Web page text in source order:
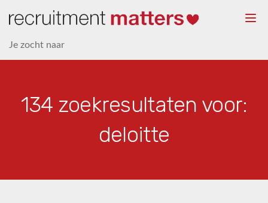
Je zocht naar
134 zoekresultaten voor:
deloitte